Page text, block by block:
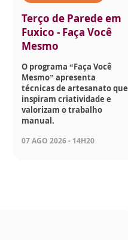
Terço de Parede em
Fuxico - Faça Você
Mesmo
O programa “Faça Você
Mesmo” apresenta
técnicas de artesanato que
inspiram criatividade e
valorizam o trabalho
manual.
07 AGO 2026 - 14H20